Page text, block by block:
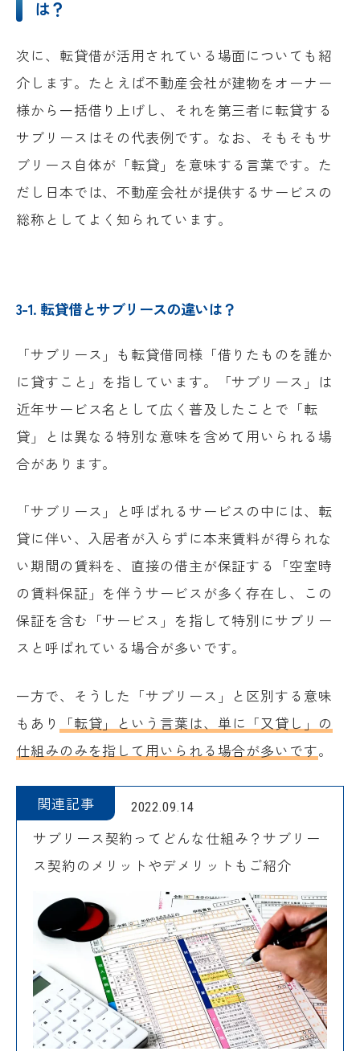
は？
次に、転貸借が活用されている場面についても紹
介します。たとえば不動産会社が建物をオーナー
様から一括借り上げし、それを第三者に転貸する
サブリースはその代表例です。なお、そもそもサ
ブリース自体が「転貸」を意味する言葉です。た
だし日本では、不動産会社が提供するサービスの
総称としてよく知られています。
3-1. 転貸借とサブリースの違いは？
「サブリース」も転貸借同様「借りたものを誰か
に貸すこと」を指しています。「サブリース」は
近年サービス名として広く普及したことで「転
貸」とは異なる特別な意味を含めて用いられる場
合があります。
「サブリース」と呼ばれるサービスの中には、転
貸に伴い、入居者が入らずに本来賃料が得られな
い期間の賃料を、直接の借主が保証する「空室時
の賃料保証」を伴うサービスが多く存在し、この
保証を含む「サービス」を指して特別にサブリー
スと呼ばれている場合が多いです。
一方で、そうした「サブリース」と区別する意味
もあり
「転貸」という言葉は、単に「又貸し」の
仕組みのみを指して用いられる場合が多いです。
関連記事 2022.09.14
サブリース契約ってどんな仕組み？サブリー
ス契約のメリットやデメリットもご紹介